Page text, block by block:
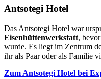
Antsotegi Hotel
Das Antsotegi Hotel war
Eisenhüttenwerkstatt,
wurde. Es liegt im Zentrum
ihr als Paar oder als Familie
Zum Antsotegi Hotel bei